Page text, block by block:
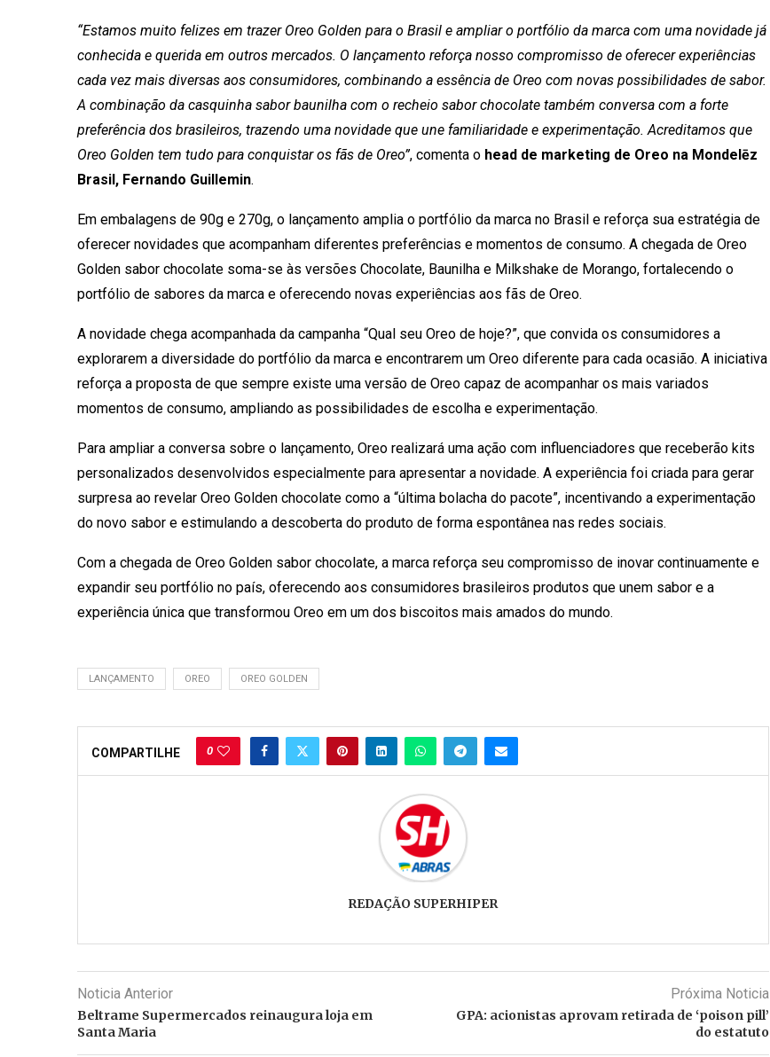
“Estamos muito felizes em trazer Oreo Golden para o Brasil e ampliar o portfólio da marca com uma novidade já
conhecida e querida em outros mercados. O lançamento reforça nosso compromisso de oferecer experiências
cada vez mais diversas aos consumidores, combinando a essência de Oreo com novas possibilidades de sabor.
A combinação da casquinha sabor baunilha com o recheio sabor chocolate também conversa com a forte
preferência dos brasileiros, trazendo uma novidade que une familiaridade e experimentação. Acreditamos que
Oreo Golden tem tudo para conquistar os fãs de Oreo”, comenta o head de marketing de Oreo na Mondelēz
Brasil, Fernando Guillemin.
Em embalagens de 90g e 270g, o lançamento amplia o portfólio da marca no Brasil e reforça sua estratégia de
oferecer novidades que acompanham diferentes preferências e momentos de consumo. A chegada de Oreo
Golden sabor chocolate soma-se às versões Chocolate, Baunilha e Milkshake de Morango, fortalecendo o
portfólio de sabores da marca e oferecendo novas experiências aos fãs de Oreo.
A novidade chega acompanhada da campanha “Qual seu Oreo de hoje?”, que convida os consumidores a
explorarem a diversidade do portfólio da marca e encontrarem um Oreo diferente para cada ocasião. A iniciativa
reforça a proposta de que sempre existe uma versão de Oreo capaz de acompanhar os mais variados
momentos de consumo, ampliando as possibilidades de escolha e experimentação.
Para ampliar a conversa sobre o lançamento, Oreo realizará uma ação com influenciadores que receberão kits
personalizados desenvolvidos especialmente para apresentar a novidade. A experiência foi criada para gerar
surpresa ao revelar Oreo Golden chocolate como a “última bolacha do pacote”, incentivando a experimentação
do novo sabor e estimulando a descoberta do produto de forma espontânea nas redes sociais.
Com a chegada de Oreo Golden sabor chocolate, a marca reforça seu compromisso de inovar continuamente e
expandir seu portfólio no país, oferecendo aos consumidores brasileiros produtos que unem sabor e a
experiência única que transformou Oreo em um dos biscoitos mais amados do mundo.
LANÇAMENTO OREO OREO GOLDEN
COMPARTILHE 0
REDAÇÃO SUPERHIPER
Noticia Anterior
Beltrame Supermercados reinaugura loja em
Santa Maria
Próxima Noticia
GPA: acionistas aprovam retirada de ‘poison pill’
do estatuto